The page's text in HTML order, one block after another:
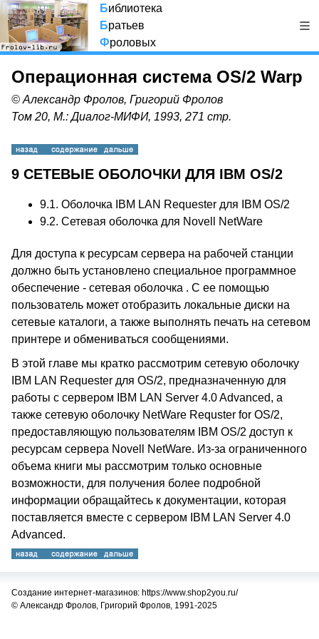
Библиотека
Братьев
Фроловых
Операционная система OS/2 Warp
© Александр Фролов, Григорий Фролов
Том 20, М.: Диалог-МИФИ, 1993, 271 стр.
9 СЕТЕВЫЕ ОБОЛОЧКИ ДЛЯ IBM OS/2
9.1. Оболочка IBM LAN Requester для IBM OS/2
9.2. Сетевая оболочка для Novell NetWare
Для доступа к ресурсам сервера на рабочей станции
должно быть установлено специальное программное
обеспечение - сетевая оболочка . С ее помощью
пользователь может отобразить локальные диски на
сетевые каталоги, а также выполнять печать на сетевом
принтере и обмениваться сообщениями.
В этой главе мы кратко рассмотрим сетевую оболочку
IBM LAN Requester для OS/2, предназначенную для
работы с сервером IBM LAN Server 4.0 Advanced, а
также сетевую оболочку NetWare Requster for OS/2,
предоставляющую пользователям IBM OS/2 доступ к
ресурсам сервера Novell NetWare. Из-за ограниченного
объема книги мы рассмотрим только основные
возможности, для получения более подробной
информации обращайтесь к документации, которая
поставляется вместе с сервером IBM LAN Server 4.0
Advanced.
Создание интернет-магазинов: https://www.shop2you.ru/
© Александр Фролов, Григорий Фролов, 1991-2025